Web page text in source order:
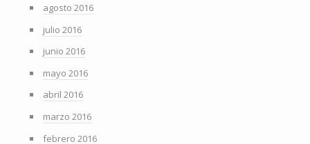
agosto 2016
julio 2016
junio 2016
mayo 2016
abril 2016
marzo 2016
febrero 2016